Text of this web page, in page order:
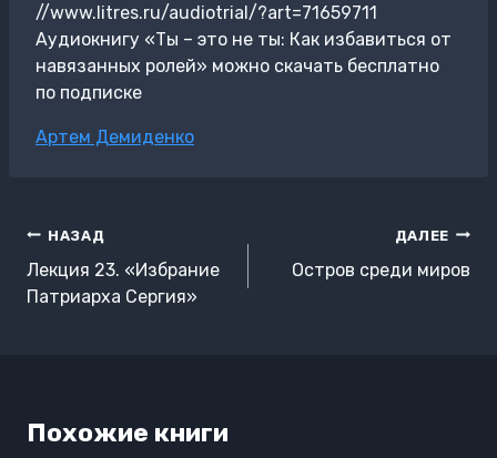
//www.litres.ru/audiotrial/?art=71659711
Аудиокнигу «Ты – это не ты: Как избавиться от
навязанных ролей» можно скачать бесплатно
по подписке
Метки
Артем Демиденко
Навигация
по
записям
НАЗАД
Лекция 23. «Избрание
Патриарха Сергия»
ДАЛЕЕ
Остров среди миров
Похожие книги